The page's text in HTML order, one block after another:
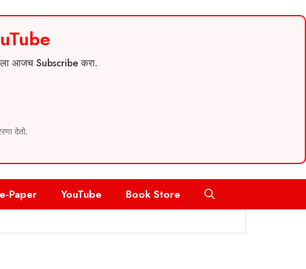
आजच Subscribe करा.
देतो.
e-Paper YouTube Book Store